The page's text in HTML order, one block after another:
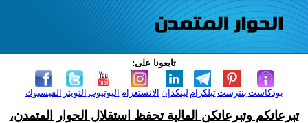
تابعونا على:
الفيسبوك التويتر اليوتيوب الانستغرام لينكدإن تيلكرامبنترست بودكاست
تبرعاتكم وتبرعاتكن المالية تحفظ استقلال الحوار المتمدن،